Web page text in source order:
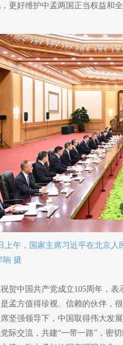
更好维护中孟两国正当权益和全
上午，国家主席习近平在北京
响 摄
贺中国共产党成立105周年，
孟方值得珍视、信赖的伙伴，
坚强领导下，中国取得伟大发
际交流，共建“一带一路”，密